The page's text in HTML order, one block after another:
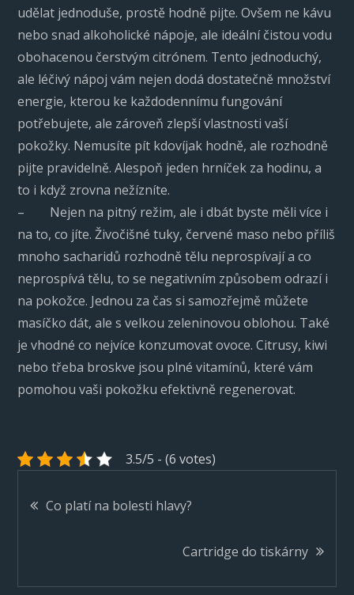
udělat jednoduše, prostě hodně pijte. Ovšem ne kávu
nebo snad alkoholické nápoje, ale ideální čistou vodu
obohacenou čerstvým citrónem. Tento jednoduchý,
ale léčivý nápoj vám nejen dodá dostatečně množství
energie, kterou ke každodennímu fungování
potřebujete, ale zároveň zlepší vlastnosti vaší
pokožky. Nemusíte pít kdovíjak hodně, ale rozhodně
pijte pravidelně. Alespoň jeden hrníček za hodinu, a
to i když zrovna nežízníte.
– Nejen na pitný režim, ale i dbát byste měli více i
na to, co jíte. Živočišné tuky, červené maso nebo příliš
mnoho sacharidů rozhodně tělu neprospívají a co
neprospívá tělu, to se negativním způsobem odrazí i
na pokožce. Jednou za čas si samozřejmě můžete
masíčko dát, ale s velkou zeleninovou oblohou. Také
je vhodné co nejvíce konzumovat ovoce. Citrusy, kiwi
nebo třeba broskve jsou plné vitamínů, které vám
pomohou vaši pokožku efektivně regenerovat.
3.5/5 - (6 votes)
Navigace
Co platí na bolesti hlavy?
Cartridge do tiskárny